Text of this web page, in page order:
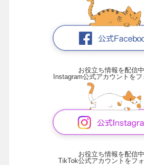
お役立ち情報を配信中
Instagram公式アカウントを
お役立ち情報を配信中
TikTok公式アカウントをフ